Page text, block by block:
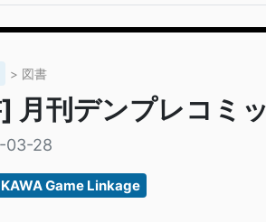
> 図書
月刊デンプレコミ
03-28
Game Linkage